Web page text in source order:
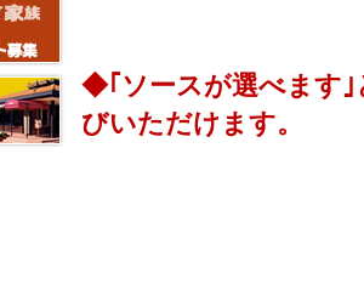
◆｢ソースが選べます｣
びいただけます。